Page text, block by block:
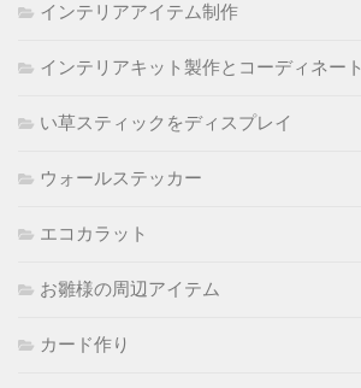
インテリアアイテム制作
インテリアキット製作とコーディネート
い草スティックをディスプレイ
ウォールステッカー
エコカラット
お雛様の周辺アイテム
カード作り